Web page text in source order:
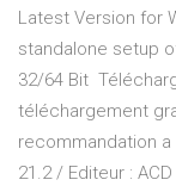
Latest Version for
standalone setup
32/64 Bit
téléchargement
recommandation
21.2 / Editeur :